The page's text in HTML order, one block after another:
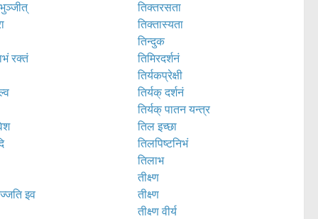
रक्तं
इव
तिक्तरसता
तिक्तास्यता
तिन्दुक
तिमिरदर्शनं
तिर्यकप्रेक्षी
तिर्यक् दर्शनं
तिर्यक् पातन यन्त्र
तिल इच्छा
तिलपिष्टनिभं
तिलाभ
तीक्ष्ण
तीक्ष्ण
तीक्ष्ण वीर्य